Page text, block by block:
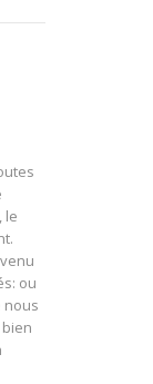
le
ou
nous